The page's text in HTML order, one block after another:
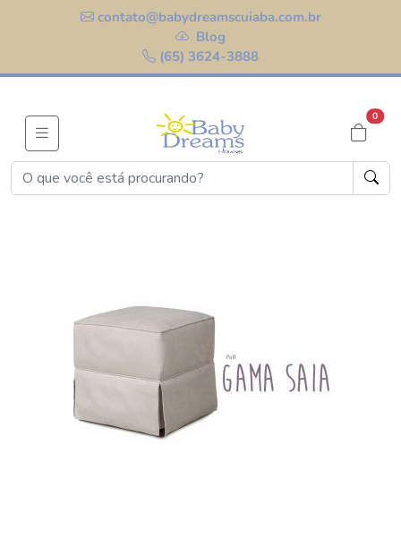
contato@babydreamscuiaba.com.br
Blog
(65) 3624-3888
0